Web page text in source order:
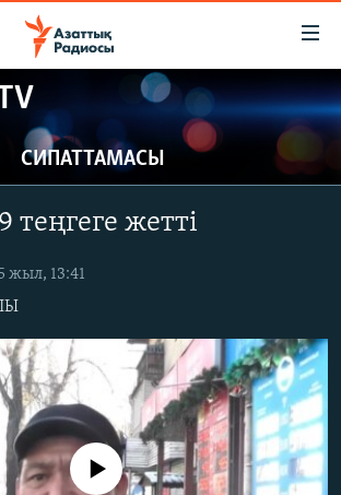
СИПАТТАМАСЫ
теңгеге жетті
жыл, 13:41
source currently available